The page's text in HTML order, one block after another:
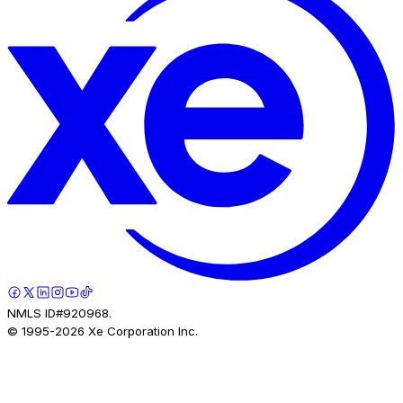
NMLS ID#920968.
© 1995-2026 Xe Corporation Inc.